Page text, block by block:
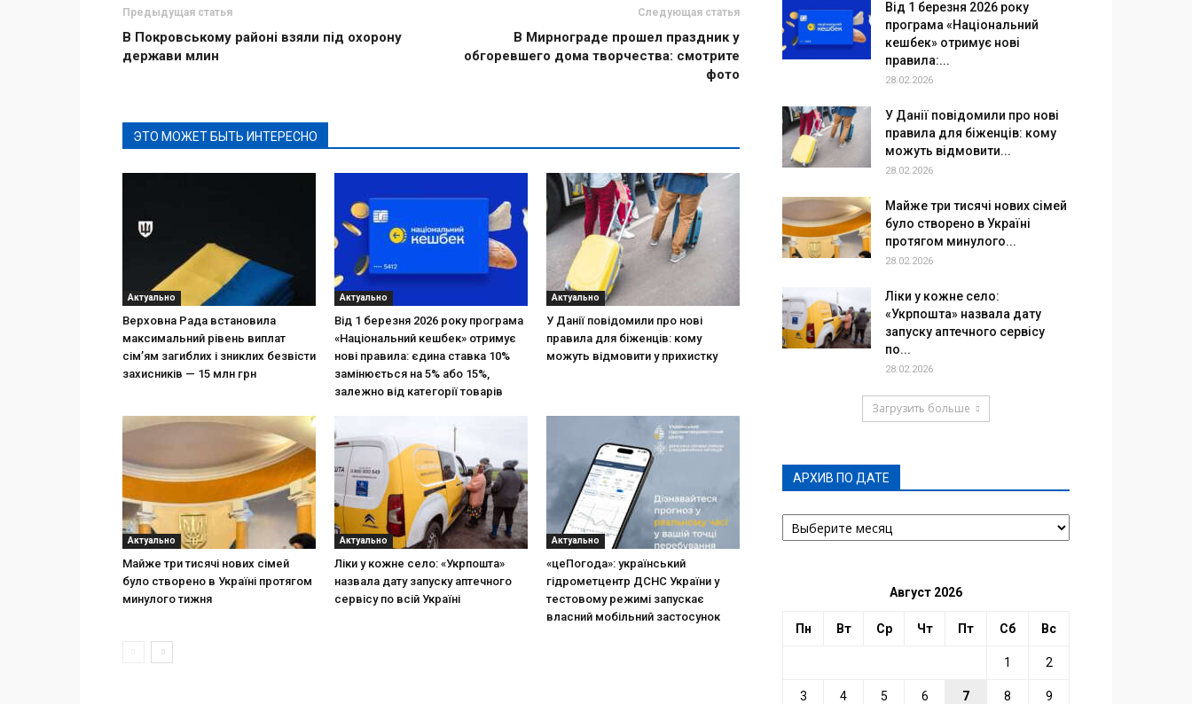
Предыдущая статья
В Покровському районі взяли під охорону
держави млин
Следующая статья
В Мирнограде прошел праздник у
обгоревшего дома творчества: смотрите
фото
ЭТО МОЖЕТ БЫТЬ ИНТЕРЕСНО
Актуально
Верховна Рада встановила
максимальний рівень виплат
сім’ям загиблих і зниклих безвісти
захисників — 15 млн грн
Актуально
Від 1 березня 2026 року програма
«Національний кешбек» отримує
нові правила: єдина ставка 10%
замінюється на 5% або 15%,
залежно від категорії товарів
Актуально
У Данії повідомили про нові
правила для біженців: кому
можуть відмовити у прихистку
Актуально
Майже три тисячі нових сімей
було створено в Україні протягом
минулого тижня
Актуально
Ліки у кожне село: «Укрпошта»
назвала дату запуску аптечного
сервісу по всій Україні
Актуально
«цеПогода»: український
гідрометцентр ДСНС України у
тестовому режимі запускає
власний мобільний застосунок
Від 1 березня 2026 року
програма «Національний
кешбек» отримує нові
правила:...
28.02.2026
У Данії повідомили про нові
правила для біженців: кому
можуть відмовити...
28.02.2026
Майже три тисячі нових сімей
було створено в Україні
протягом минулого...
28.02.2026
Ліки у кожне село:
«Укрпошта» назвала дату
запуску аптечного сервісу
по...
28.02.2026
Загрузить больше
АРХИВ ПО ДАТЕ
АРХИВ
ПО
Август 2026
Пн Вт Ср Чт Пт Сб Вс
1 2
3 4 5 6 7 8 9